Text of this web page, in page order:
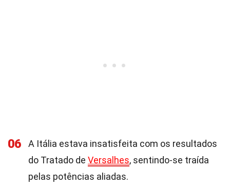
06
A Itália estava insatisfeita com os resultados
do Tratado de Versalhes, sentindo-se traída
pelas potências aliadas.